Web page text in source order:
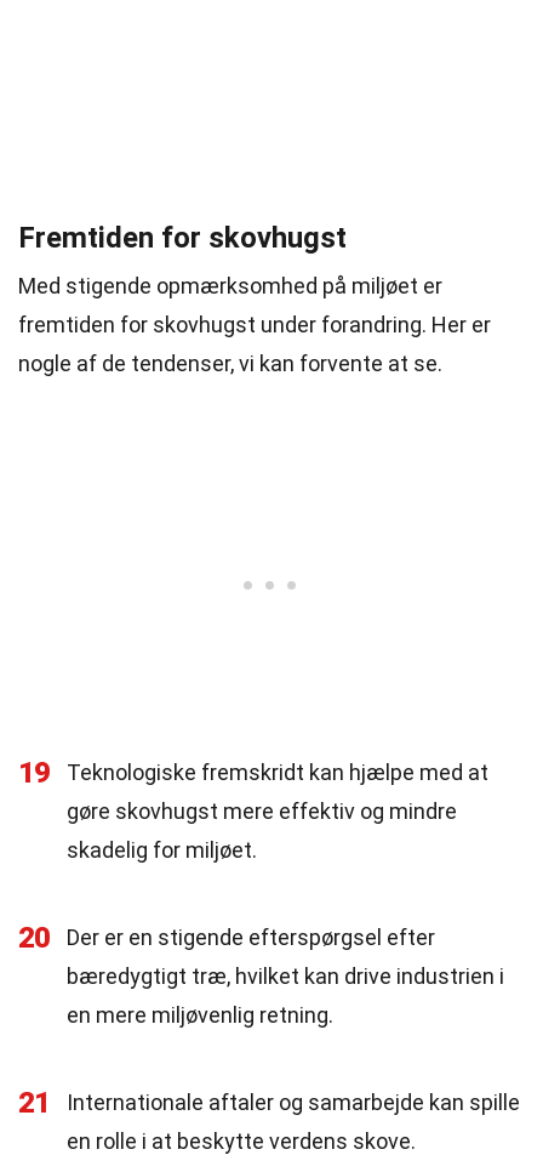
Fremtiden for skovhugst
Med stigende opmærksomhed på miljøet er
fremtiden for skovhugst under forandring. Her er
nogle af de tendenser, vi kan forvente at se.
19
Teknologiske fremskridt kan hjælpe med at
gøre skovhugst mere effektiv og mindre
skadelig for miljøet.
20
Der er en stigende efterspørgsel efter
bæredygtigt træ, hvilket kan drive industrien i
en mere miljøvenlig retning.
21
Internationale aftaler og samarbejde kan spille
en rolle i at beskytte verdens skove.